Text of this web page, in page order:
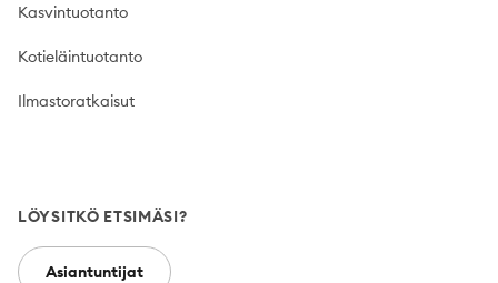
Kasvintuotanto
Kotieläintuotanto
Ilmastoratkaisut
LÖYSITKÖ ETSIMÄSI?
Asiantuntijat